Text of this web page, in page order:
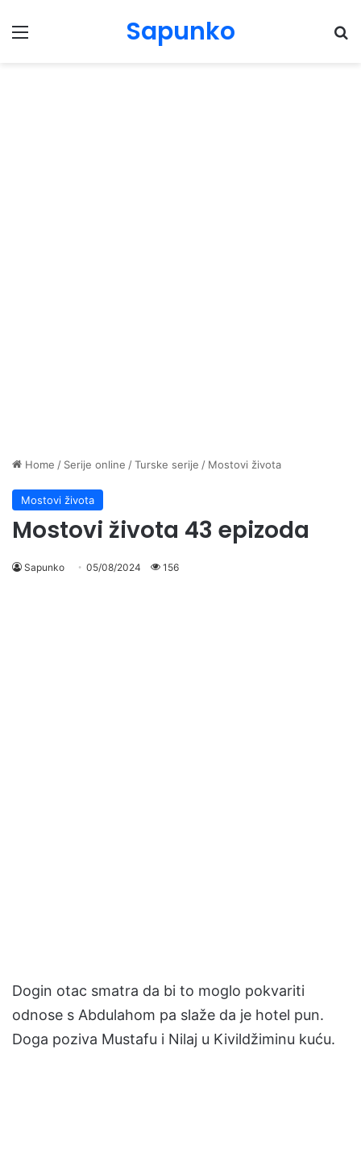
Menu Sapunko
Home / Serije online /Turske serije / Mostovi života
Mostovi života
Mostovi života 43 epizoda
Sapunko 05/08/2024 156
Dogin otac smatra da bi to moglo pokvariti
odnose s Abdulahom pa slaže da je hotel pun.
Doga poziva Mustafu i Nilaj u Kivildžiminu kuću.